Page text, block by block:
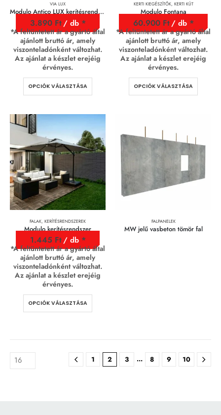
VIA LUX
Modulo Antico LUX kerítésrendszer
3.890 Ft / db
*A feltüntetett ár a gyártó által
ajánlott bruttó ár, amely
viszonteladónként változhat.
Az ajánlat a készlet erejéig
érvényes.
OPCIÓK VÁLASZTÁSA
KERTI KIEGÉSZÍTŐK, KERTI KÚT
Modulo Fontana
60.900 Ft / db
*A feltüntetett ár a gyártó által
ajánlott bruttó ár, amely
viszonteladónként változhat.
Az ajánlat a készlet erejéig
érvényes.
OPCIÓK VÁLASZTÁSA
FALAK, KERÍTÉSRENDSZEREK
Modulo kerítésrendszer
1.445 Ft / db
*A feltüntetett ár a gyártó által
ajánlott bruttó ár, amely
viszonteladónként változhat.
Az ajánlat a készlet erejéig
érvényes.
OPCIÓK VÁLASZTÁSA
FALPANELEK
MW jelű vasbeton tömör fal
1 2 3 … 8 9 10